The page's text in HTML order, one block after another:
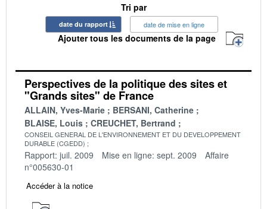
Tri par
date du rapport date de mise en ligne
Ajouter tous les documents de la page
Perspectives de la politique des sites et
"Grands sites" de France
ALLAIN, Yves-Marie
BERSANI, Catherine
BLAISE, Louis
CREUCHET, Bertrand
CONSEIL GENERAL DE L'ENVIRONNEMENT ET DU DEVELOPPEMENT
DURABLE (CGEDD)
Rapport: juil. 2009 Mise en ligne: sept. 2009
Affaire
n°005630-01
Accéder à la notice